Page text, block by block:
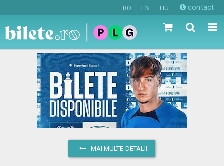
RO EN HU contact
MAI MULTE DETALII